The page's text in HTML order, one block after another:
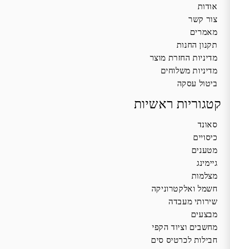
אודות
צור קשר
מאמרים
תקנון החנות
מדיניות החזרת מוצר
מדיניות משלוחים
ביטול עסקה
קטגוריות ראשיות
סאונד
כיסויים
מטענים
גיימינג
מצלמות
חשמל ואלקטרוניקה
שירותי מעבדה
מבצעים
מחשבים וציוד הקפי
חבילות לכרטיס סים